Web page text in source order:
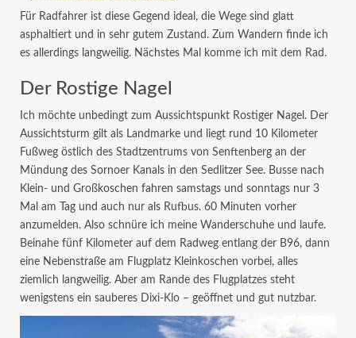
Für Radfahrer ist diese Gegend ideal, die Wege sind glatt
asphaltiert und in sehr gutem Zustand. Zum Wandern finde ich
es allerdings langweilig. Nächstes Mal komme ich mit dem Rad.
Der Rostige Nagel
Ich möchte unbedingt zum Aussichtspunkt Rostiger Nagel. Der
Aussichtsturm gilt als Landmarke und liegt rund 10 Kilometer
Fußweg östlich des Stadtzentrums von Senftenberg an der
Mündung des Sornoer Kanals in den Sedlitzer See. Busse nach
Klein- und Großkoschen fahren samstags und sonntags nur 3
Mal am Tag und auch nur als Rufbus. 60 Minuten vorher
anzumelden. Also schnüre ich meine Wanderschuhe und laufe.
Beinahe fünf Kilometer auf dem Radweg entlang der B96, dann
eine Nebenstraße am Flugplatz Kleinkoschen vorbei, alles
ziemlich langweilig. Aber am Rande des Flugplatzes steht
wenigstens ein sauberes Dixi-Klo – geöffnet und gut nutzbar.